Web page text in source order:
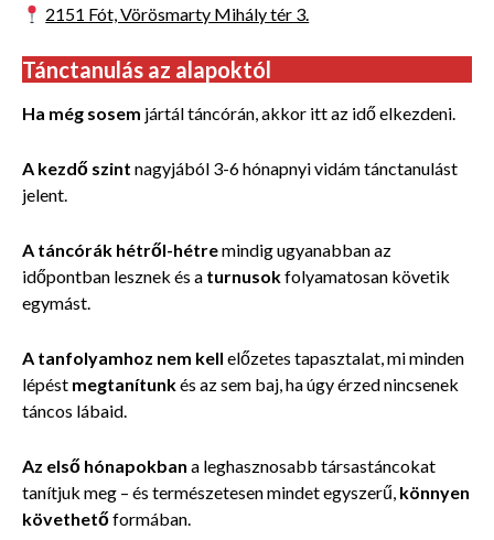
2151 Fót, Vörösmarty Mihály tér 3.
Tánctanulás az alapoktól
Ha még sosem jártál táncórán, akkor itt az idő elkezdeni.
A kezdő szint nagyjából 3-6 hónapnyi vidám tánctanulást
jelent.
A táncórák hétről-hétremindig ugyanabban az
időpontban lesznek és a turnusokfolyamatosan követik
egymást.
A tanfolyamhoz nem kell előzetes tapasztalat, mi minden
lépést megtanítunkés az sem baj, ha úgy érzed nincsenek
táncos lábaid.
Az első hónapokban a leghasznosabb társastáncokat
tanítjuk meg – és természetesen mindet egyszerű, könnyen
követhetőformában.